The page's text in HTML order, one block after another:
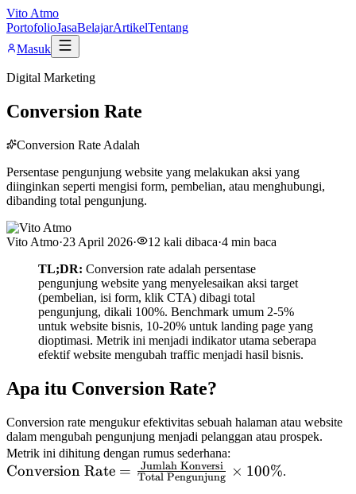
Vito Atmo
PortofolioJasaBelajarArtikelTentang
Masuk
Digital Marketing
Conversion Rate
Conversion Rate Adalah
Persentase pengunjung website yang melakukan aksi yang
diinginkan seperti mengisi form, pembelian, atau menghubungi,
dibanding total pengunjung.
Vito Atmo·23 April 2026· 12 kali dibaca·4 min baca
TL;DR: Conversion rate adalah persentase
pengunjung website yang menyelesaikan aksi target
(pembelian, isi form, klik CTA) dibagi total
pengunjung, dikali 100%. Benchmark umum 2-5%
untuk website bisnis, 10-20% untuk landing page yang
dioptimasi. Metrik ini menjadi indikator utama seberapa
efektif website mengubah traffic menjadi hasil bisnis.
Apa itu Conversion Rate?
Conversion rate mengukur efektivitas sebuah halaman atau website
dalam mengubah pengunjung menjadi pelanggan atau prospek.
Metrik ini dihitung dengan rumus sederhana:
Rate} =
Conversion Rate = Total Pengunjung
Jumlah Konversi × 100%.